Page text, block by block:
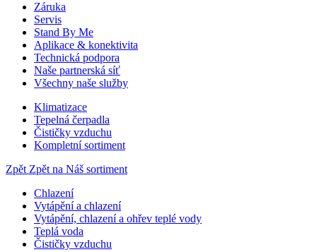
Záruka
Servis
Stand By Me
Aplikace & konektivita
Technická podpora
Naše partnerská síť
Všechny naše služby
Klimatizace
Tepelná čerpadla
Čističky vzduchu
Kompletní sortiment
Zpět Zpět na Náš sortiment
Chlazení
Vytápění a chlazení
Vytápění, chlazení a ohřev teplé vody
Teplá voda
Čističky vzduchu